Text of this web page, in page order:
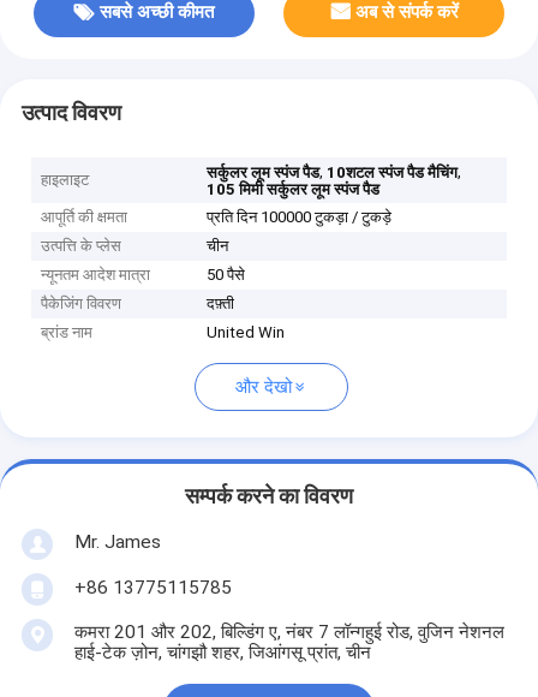
सबसे अच्छी कीमत अब से संपर्क करें
उत्पाद विवरण
हाइलाइट सर्कुलर लूम स्पंज पैड, 10शटल स्पंज पैड मैचिंग,
105 मिमी सर्कुलर लूम स्पंज पैड
आपूर्ति की क्षमता
प्रति दिन 100000 टुकड़ा / टुकड़े
उत्पत्ति के प्लेस
चीन
न्यूनतम आदेश मात्रा
50 पैसे
पैकेजिंग विवरण
दफ़्ती
ब्रांड नाम
United Win
और देखो
सम्पर्क करने का विवरण
Mr. James
+86 13775115785
कमरा 201 और 202, बिल्डिंग ए, नंबर 7 लॉन्गहुई रोड, वुजिन नेशनल
हाई-टेक ज़ोन, चांगझौ शहर, जिआंगसू प्रांत, चीन